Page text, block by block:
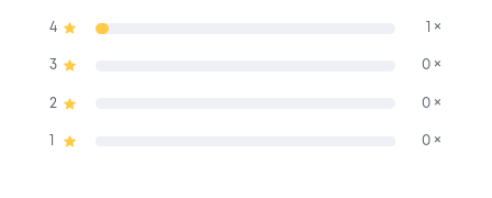
4 1 ×
3 0 ×
2 0 ×
0 ×